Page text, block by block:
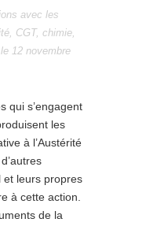
avec les
, CGT, chimie,
le 12 novembre
qui s’engagent
les
à l’Austérité
et leurs propres
à cette action.
de la